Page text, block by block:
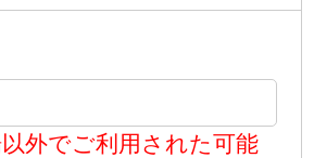
外でご利用された可能